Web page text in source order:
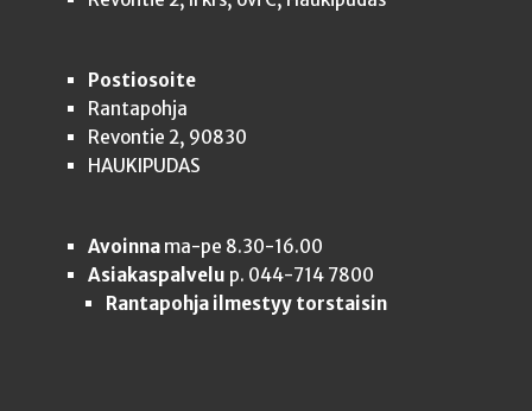
Postiosoite
Rantapohja
Revontie 2, 90830
HAUKIPUDAS
Avoinnama-pe 8.30-16.00
Asiakaspalvelu p. 044-714 7800
Rantapohja ilmestyy torstaisin